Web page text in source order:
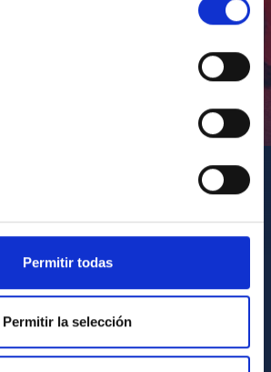
Permitir todas
Permitir la selección
2023-2027
de Canarias al IACTEC